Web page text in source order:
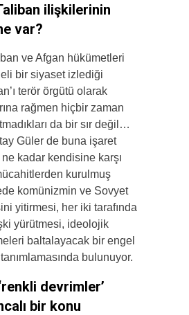
ilişkilerinin
var?
ve Afgan hükümetleri
bir siyaset izlediği
terör örgütü olarak
rağmen hiçbir zaman
da bir sır değil…
Güler de buna işaret
kadar kendisine karşı
kurulmuş
komünizmin ve Sovyet
yitirmesi, her iki tarafında
yürütmesi, ideolojik
baltalayacak bir engel
bulunuyor.
devrimler’
bir konu